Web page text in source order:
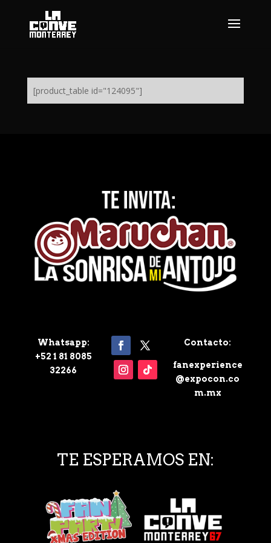
[product_table id="124095"]
Whatsapp:
+52 1 81 8085
32266
Contacto:
fanexperience
@expocon.co
m.mx
TE ESPERAMOS EN: